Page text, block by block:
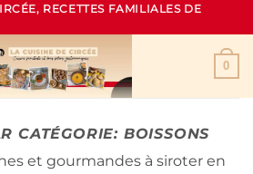
RECETTES FAMILIALES DE
0
CATÉGORIE: BOISSONS
et gourmandes à siroter en